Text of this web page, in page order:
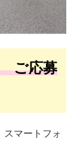
ご応募
スマートフォ